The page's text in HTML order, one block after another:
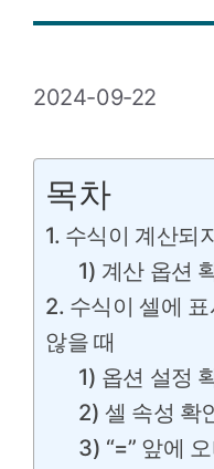
2024-09-22
목차
1. 수식이 계산되
1) 계산 옵션
2. 수식이 셀에
않을 때
1) 옵션 설정
2) 셀 속성 확
3) “=” 앞에